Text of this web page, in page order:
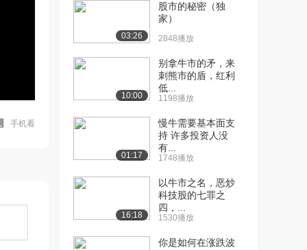
手机看
03:26
股市的秘密（独
家）
2848播放
10:00
别拿牛市的矛，来
刺熊市的盾，红利
低...
1198播放
01:17
慢牛需要基本面支
持 许多投资人没
有...
1748播放
16:18
以牛市之名，恶炒
科技股的七罪之
四，...
1530播放
你是如何在涨跌波